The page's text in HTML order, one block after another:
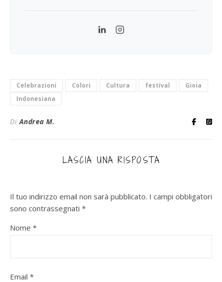
LinkedInInstagram
Celebrazioni Colori Cultura festival
Gioia
Indonesiana
DiAndrea M.
LASCIA UNA RISPOSTA
Il tuo indirizzo email non sarà pubblicato. I campi obbligatori
sono contrassegnati *
Nome *
Email *